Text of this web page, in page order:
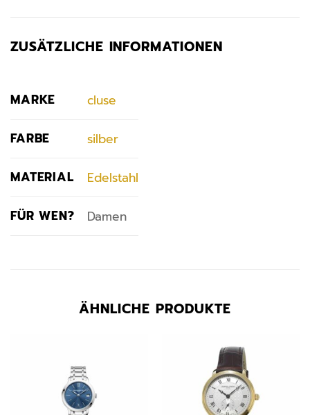
ZUSÄTZLICHE INFORMATIONEN
MARKE cluse
FARBE silber
MATERIAL Edelstahl
FÜR WEN? Damen
ÄHNLICHE PRODUKTE